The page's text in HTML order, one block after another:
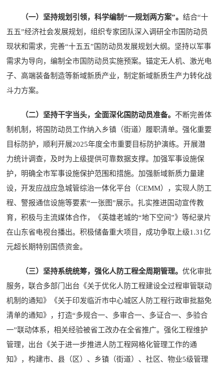
（一）坚持规划引领，科学编制“一规划两方案”。结合“十
五五”经济社会发展规划，组织专家团队深入调研全市国防动员
现状和需求，完善“十五五”国防动员发展规划大纲。坚持以军事
需求为导向，编制全市国防动员实施预案。锚定无人机、激光电
子、高端装备制造等新域新质产业，制定新域新质生产力转化战
斗力方案。
（二）坚持干字当头，全面深化国防动员准备。不断完善体
制机制，将国防动员工作纳入乡镇（街道）履职清单。强化重要
目标防护，顺利开展2025年度全市重要目标防护演练。开展潜
力统计调查，及时为上级提供可靠数据支撑。加强军事设施保
护，明确全市军事设施保护范围和措施。加强新域新质力量建
设，开发应战应急城管综治一体化平台（CEMM），实现人防工
程、警报通信设施等要素“一张图”展示。扎实推进国动宣传教
育，积极与主流媒体合作，《英雄老城的“地下空间”》等纪录片
在山东省电视台播出。积极储备重大项目，成功争取上级1.31亿
元超长期特别国债资金。
（三）坚持系统统筹，强化人防工程全周期管理。优化审批
服务，联合多部门出台《关于优化人防工程建设全过程审管联动
机制的通知》《关于印发临沂市中心城区人防工程行政审批豁免
清单的通知》，打造“多规合一、多审合一、多证合一、多验合
一”联动体系，相关经验被省工改办在全省推广。强化工程维护
管理，出台《关于进一步推进人防工程网格化管理工作的通
知》，构建市、县（区）、乡镇（街道）、社区、物业5级管理